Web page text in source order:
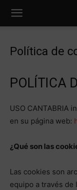
Política de
POLÍTICA
USO CANTABRIA
en su página web:
¿Qué son las
Las cookies son
equipo a través de